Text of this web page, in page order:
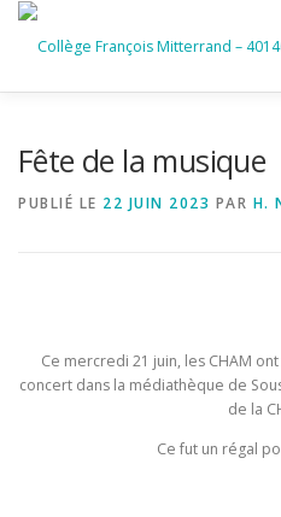
Aller
contenu
Fête de la musique
PUBLIÉ LE 22 JUIN 2023 PAR H.
Ce mercredi 21 juin, les CHAM
concert dans la médiathèque de
de la
Ce fut un régal